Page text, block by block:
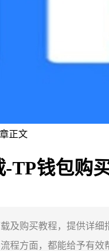
正文
-TP钱包购
及购买教程，提供详
程方面，都能给予有